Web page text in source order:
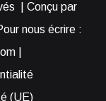
| Conçu par
nous écrire :
|
(UE)